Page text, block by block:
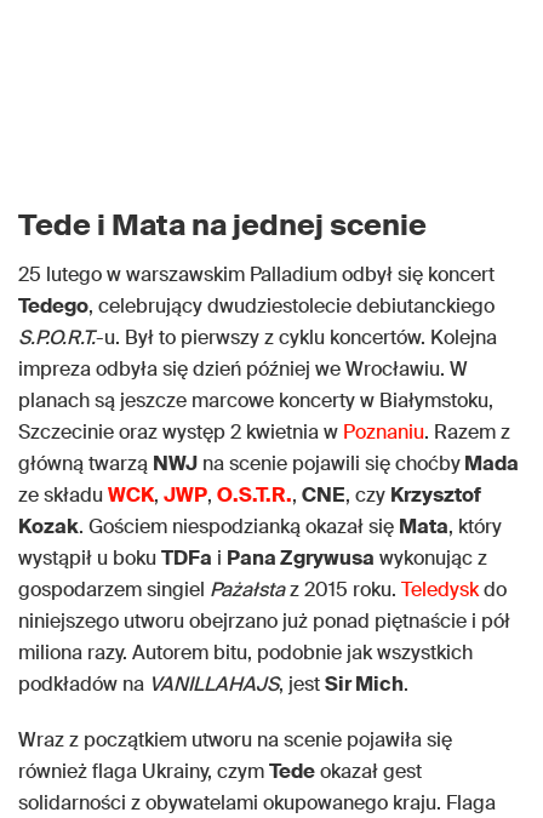
Tede i Mata na jednej scenie
25 lutego w warszawskim Palladium odbył się koncert
Tedego, celebrujący dwudziestolecie debiutanckiego
S.P.O.R.T.-u. Był to pierwszy z cyklu koncertów. Kolejna
impreza odbyła się dzień później we Wrocławiu. W
planach są jeszcze marcowe koncerty w Białymstoku,
Szczecinie oraz występ 2 kwietnia w Poznaniu. Razem z
główną twarzą NWJ na scenie pojawili się choćbyMada
ze składu WCK, JWP, O.S.T.R., CNE, czy Krzysztof
Kozak. Gościem niespodzianką okazał się Mata, który
wystąpił u boku TDFa i Pana Zgrywusa wykonując z
gospodarzem singiel Pażałstaz 2015 roku. Teledyskdo
niniejszego utworu obejrzano już ponad piętnaście i pół
miliona razy. Autorem bitu, podobnie jak wszystkich
podkładów na VANILLAHAJS, jestSir Mich.
Wraz z początkiem utworu na scenie pojawiła się
również flaga Ukrainy, czymTedeokazał gest
solidarności z obywatelami okupowanego kraju. Flaga